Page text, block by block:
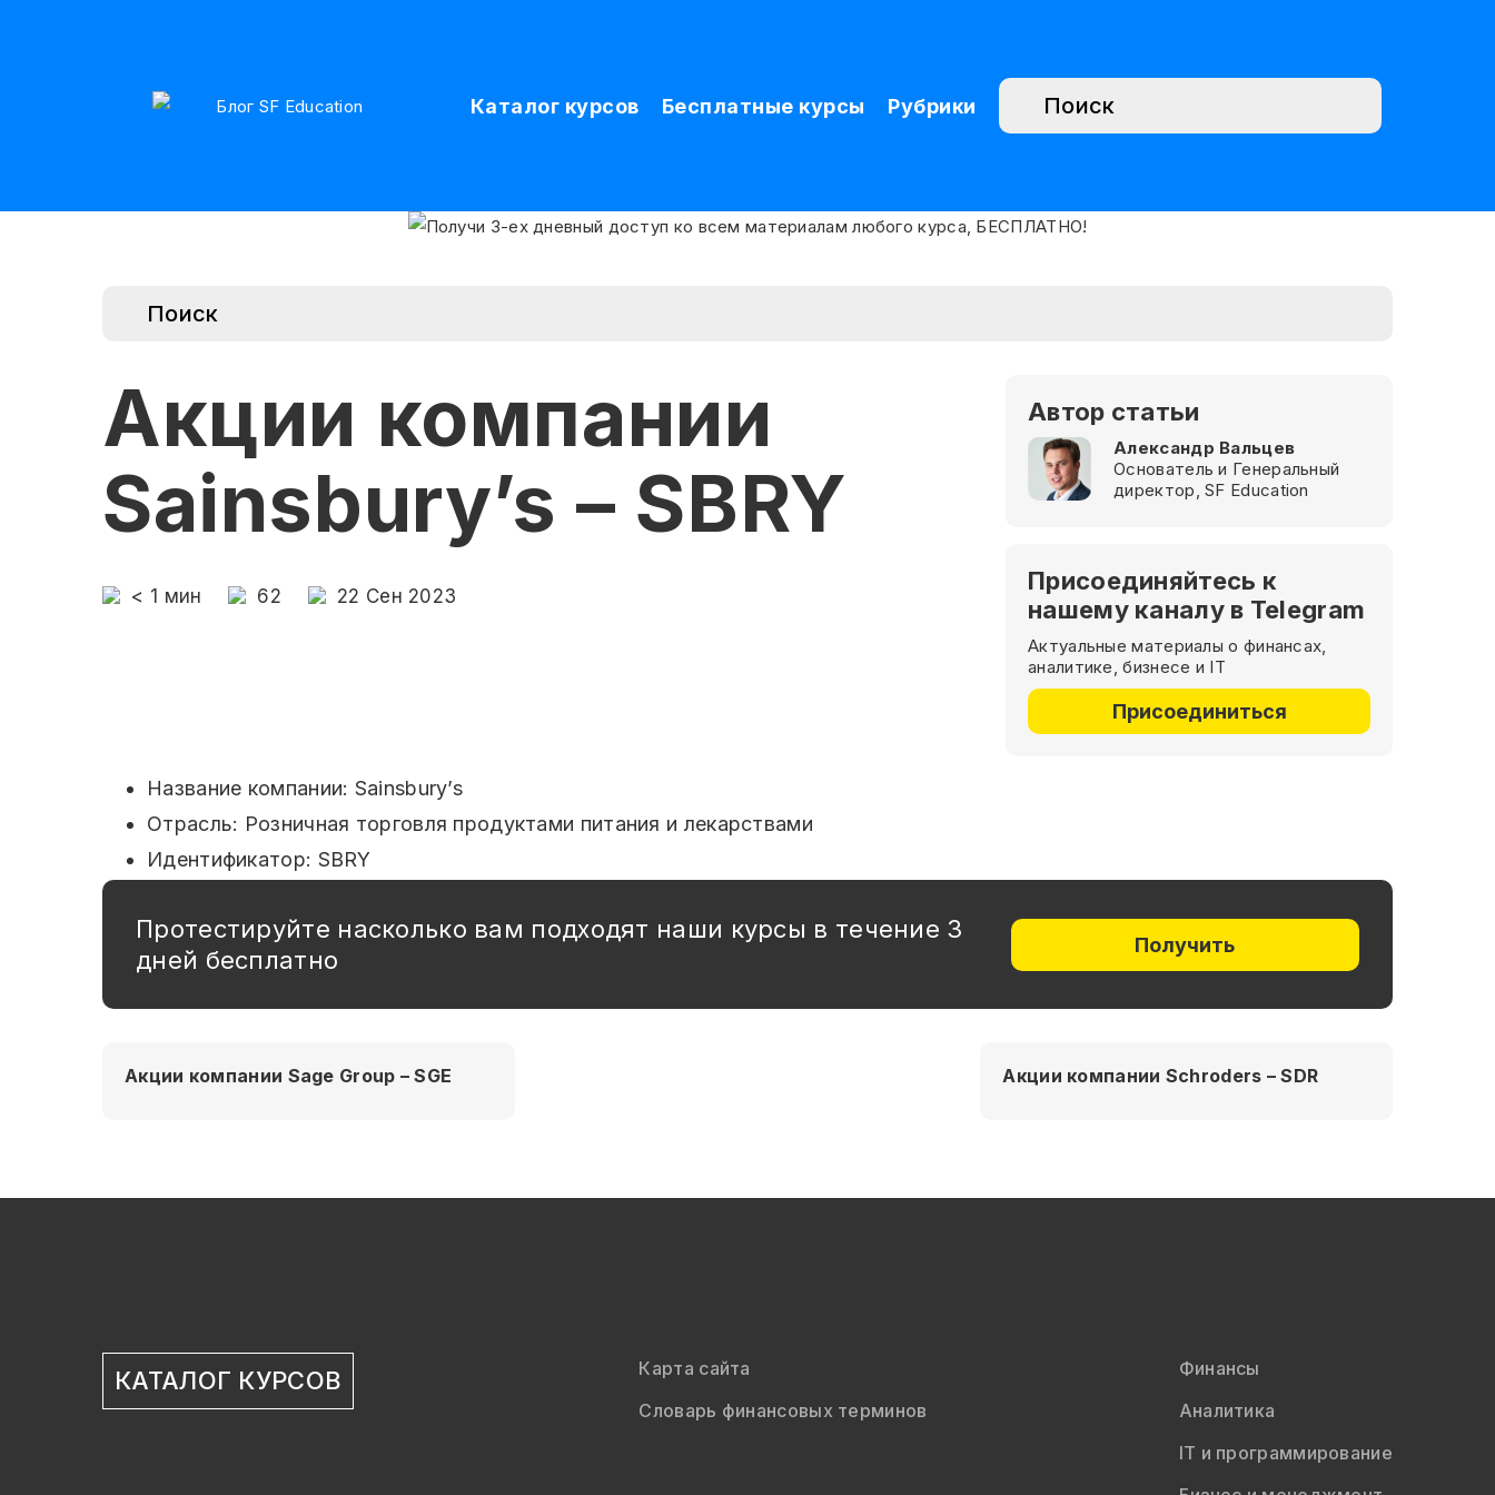
Каталог курсов Бесплатные курсы Рубрики
Акции компании
Sainsbury’s – SBRY
< 1 мин 62 22 Сен 2023
Автор статьи
Александр Вальцев
Основатель и Генеральный
директор, SF Education
Присоединяйтесь к
нашему каналу в Telegram
Актуальные материалы о финансах,
аналитике, бизнесе и IT
Присоединиться
Название компании: Sainsbury’s
Отрасль: Розничная торговля продуктами питания и лекарствами
Идентификатор: SBRY
Протестируйте насколько вам подходят наши курсы в течение 3
дней бесплатно
Получить
Акции компании Sage Group – SGE Акции компании Schroders – SDR
КАТАЛОГ КУРСОВ
Карта сайта
Словарь финансовых терминов
Финансы
Аналитика
IT и программирование